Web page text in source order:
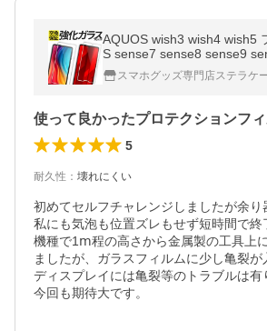
AQUOS wish3 wish4 wish5
S sense7 sense8 sense9
ィルム AQUOS wish wish2
AQUOS R10 R9 R8 フィル
スマホグッズ専門店ステラケ
5
耐久性 ： 壊れにくい
初めてセルフチャレンジしましたが余り
私にも気泡も位置ズレもせず短時間で終
機種で1ⅿ程の高さから金属製の工具上
ましたが、ガラスフィルムに少し亀裂
ディスプレイには亀裂等のトラブルは有
今回も期待大です。